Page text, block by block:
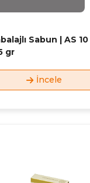
Sabun | AS 10
gr
İncele